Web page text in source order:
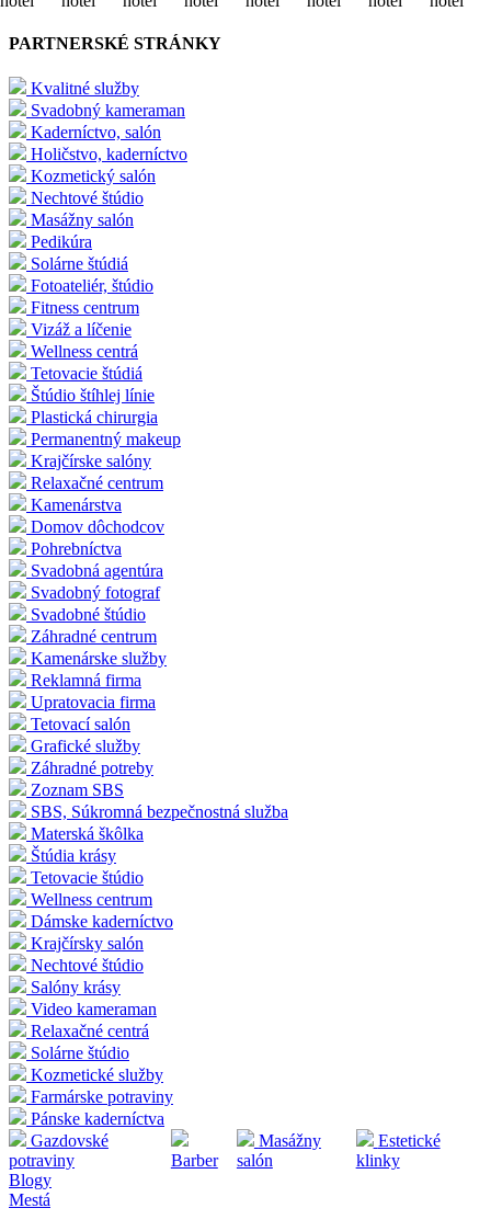
PARTNERSKÉ STRÁNKY
Kvalitné služby
Svadobný kameraman
Kaderníctvo, salón
Holičstvo, kaderníctvo
Kozmetický salón
Nechtové štúdio
Masážny salón
Pedikúra
Solárne štúdiá
Fotoateliér, štúdio
Fitness centrum
Vizáž a líčenie
Wellness centrá
Tetovacie štúdiá
Štúdio štíhlej línie
Plastická chirurgia
Permanentný makeup
Krajčírske salóny
Relaxačné centrum
Kamenárstva
Domov dôchodcov
Pohrebníctva
Svadobná agentúra
Svadobný fotograf
Svadobné štúdio
Záhradné centrum
Kamenárske služby
Reklamná firma
Upratovacia firma
Tetovací salón
Grafické služby
Záhradné potreby
Zoznam SBS
SBS, Súkromná bezpečnostná služba
Materská škôlka
Štúdia krásy
Tetovacie štúdio
Wellness centrum
Dámske kaderníctvo
Krajčírsky salón
Nechtové štúdio
Salóny krásy
Video kameraman
Relaxačné centrá
Solárne štúdio
Kozmetické služby
Farmárske potraviny
Pánske kaderníctva
Gazdovské
potraviny
Barber
Masážny
salón
Estetické
klinky
Blogy
Mestá